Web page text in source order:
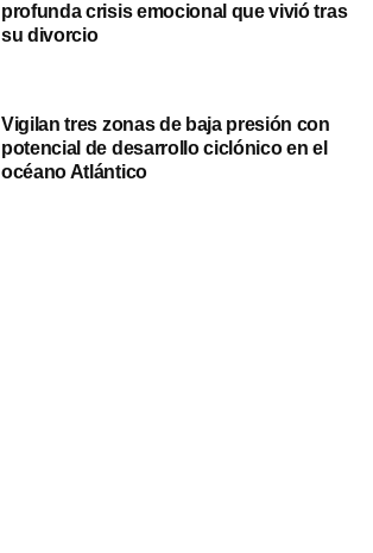
profunda crisis emocional que vivió tras
su divorcio
Vigilan tres zonas de baja presión con
potencial de desarrollo ciclónico en el
océano Atlántico